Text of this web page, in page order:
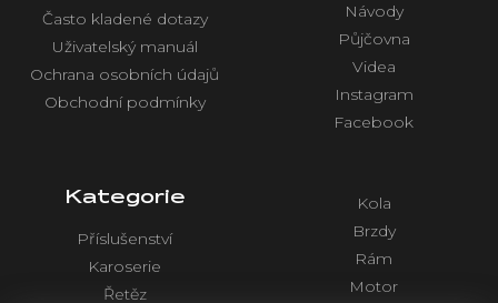
Často kladené dotazy
Uživatelský manuál
Ochrana osobních údajů
Obchodní podmínky
Návody
Půjčovna
Videa
Instagram
Facebook
Kategorie
Příslušenství
Karoserie
Řetěz
Kola
Brzdy
Rám
Motor